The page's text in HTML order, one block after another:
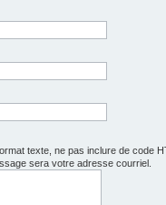
texte, ne pas inclure de code
sera votre adresse courriel.